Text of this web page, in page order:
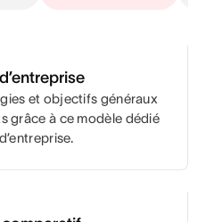
et objectifs généraux
grâce à ce modèle dédié